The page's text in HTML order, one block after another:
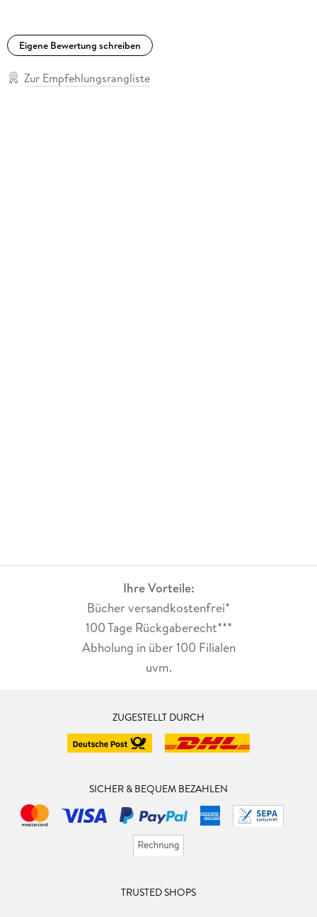
Eigene Bewertung schreiben
Zur Empfehlungsrangliste
Ihre Vorteile:
Bücher versandkostenfrei*
100 Tage Rückgaberecht***
Abholung in über 100 Filialen
uvm.
ZUGESTELLT DURCH
SICHER & BEQUEM BEZAHLEN
TRUSTED SHOPS